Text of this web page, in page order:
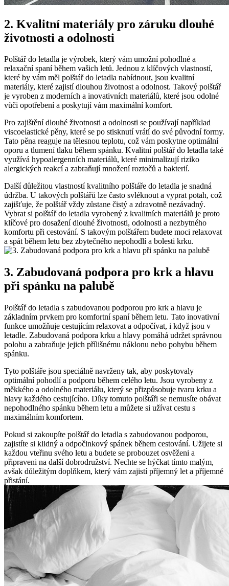
2. Kvalitní materiály‌ pro záruku dlouhé
‌životnosti⁣ a odolnosti
Polštář do letadla je výrobek, který‌ vám‌ umožní pohodlné‍ a
relaxační spaní během vašich ‍letů. Jednou⁢ z ⁢klíčových⁤ vlastností,
‍které by vám měl polštář‌ do ​letadla nabídnout, jsou ⁢kvalitní
‍materiály,‌ které zajistí⁤ dlouhou životnost⁤ a ‍odolnost. Takový ‌polštář
je vyroben z​ moderních a inovativních materiálů, které jsou odolné
‍vůči opotřebení a⁤ poskytují vám maximální komfort.
Pro zajištění dlouhé životnosti a odolnosti se používají například
viscoelastické‌ pěny, které se ‌po stisknutí vrátí do své původní formy.
Tato⁢ pěna reaguje na tělesnou teplotu, ⁤což vám poskytne optimální
oporu‌ a tlumení tlaku během⁣ spánku. Kvalitní‍ polštář​ do⁤ letadla ​také
​využívá hypoalergenních materiálů, které minimalizují riziko ​
alergických reakcí a zabraňují množení roztočů a⁢ bakterií.
Další ‌důležitou vlastností ‍kvalitního polštáře⁢ do letadla ⁣je ⁢snadná
údržba. U takových‍ polštářů lze‌ často svléknout a vyprat‍ potah, což
zajišťuje,⁢ že polštář vždy ​zůstane čistý a zdravotně nezávadný.
Vybrat⁣ si polštář do letadla vyrobený​ z kvalitních materiálů je proto
klíčové‌ pro dosažení dlouhé ⁣životnosti, odolnosti⁣ a‌ nezbytného
komfortu při cestování.⁣ S takovým ⁣polštářem budete moci relaxovat
a spát během letu bez zbytečného nepohodlí⁣ a ⁢bolesti krku.
3. Zabudovaná‌ podpora pro krk a hlavu
při spánku na⁢ palubě
Polštář​ do letadla s zabudovanou ‌podporou pro krk a hlavu je
základním prvkem ⁤pro komfortní spaní během letu. Tato inovativní‍
funkce ⁤umožňuje cestujícím relaxovat a odpočívat, i‍ když jsou v
letadle. ⁢Zabudovaná podpora krku a hlavy pomáhá udržet správnou
polohu a zabraňuje⁢ jejich přílišnému náklonu​ nebo pohybu během
spánku.
Tyto polštáře jsou speciálně navrženy ⁢tak, aby poskytovaly
optimální​ pohodlí a podporu během celého ⁢letu. Jsou ⁢vyrobeny z
‍měkkého a odolného ⁣materiálu, který se přizpůsobuje tvaru krku a
hlavy každého cestujícího. Díky⁢ tomuto polštáři se nemusíte obávat‍
nepohodlného spánku ⁢během letu a můžete si užívat cestu ‍s⁤
maximálním‌ komfortem.
Pokud si zakoupíte​ polštář do letadla s zabudovanou podporou,
zajistíte ‌si klidný ​a odpočinkový spánek během ​cestování. Užijete si
každou vteřinu ‌svého letu a budete se probouzet‍ osvěženi a
⁣připraveni⁢ na další dobrodružství. ‍Nechte⁤ se‌ hýčkat‍ tímto malým,
avšak důležitým doplňkem, který vám zajistí příjemný ‍let a příjemné⁢
přistání.